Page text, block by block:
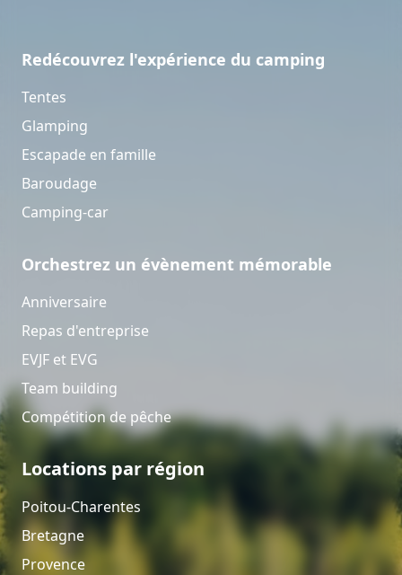
Redécouvrez l'expérience du camping
Tentes
Glamping
Escapade en famille
Baroudage
Camping-car
Orchestrez un évènement mémorable
Anniversaire
Repas d'entreprise
EVJF et EVG
Team building
Compétition de pêche
Locations par région
Poitou-Charentes
Bretagne
Provence